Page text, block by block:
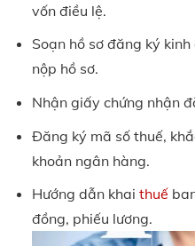
vốn điều lệ.
Soạn hồ sơ đăng ký
nộp hồ sơ.
Nhận giấy chứng nhận
Đăng ký mã số thuế,
khoản ngân hàng.
Hướng dẫn khai thuế
đồng, phiếu lương.